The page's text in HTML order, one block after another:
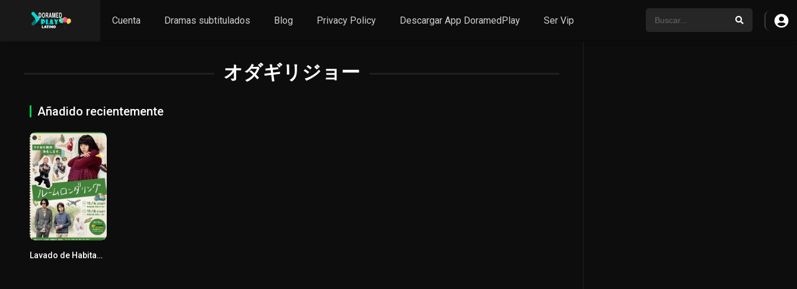
Cuenta Dramas subtitulados Blog Privacy Policy Descargar App DoramedPlay Ser Vip
オダギリジョー
Añadido recientemente
7.1
Lavado de Habitaciones